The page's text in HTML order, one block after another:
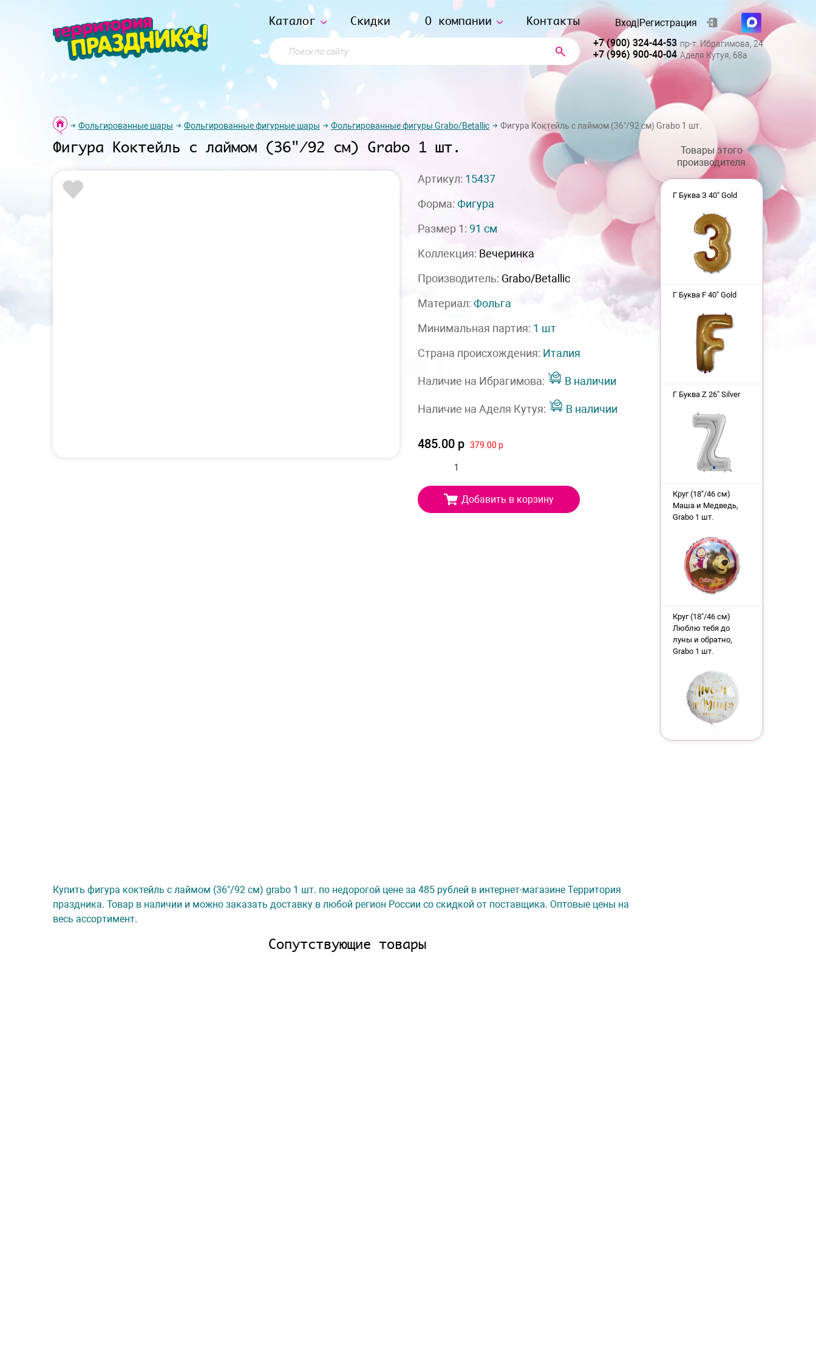
Каталог Скидки О компании Контакты
Поиск по сайту
Вход|Регистрация
+7 (900) 324-44-53 пр-т. Ибрагимова, 24
+7 (996) 900-40-04 Аделя Кутуя, 68а
Фольгированные шары Фольгированные фигурные шары Фольгированные фигуры Grabo/Betallic Фигура Коктейль с лаймом (36"/92 см) Grabo 1 шт.
Фигура Коктейль с лаймом (36"/92 см) Grabo 1 шт.
Артикул: 15437
Форма: Фигура
Размер 1: 91 см
Коллекция: Вечеринка
Производитель: Grabo/Betallic
Материал: Фольга
Минимальная партия: 1 шт
Страна происхождения: Италия
Наличие на Ибрагимова: В наличии
Наличие на Аделя Кутуя: В наличии
485.00 р 379.00 р
Добавить в корзину
Купить фигура коктейль с лаймом (36"/92 см) grabo 1 шт. по недорогой цене за 485 рублей в интернет-магазине Территория
праздника. Товар в наличии и можно заказать доставку в любой регион России со скидкой от поставщика. Оптовые цены на
весь ассортимент.
Сопутствующие товары
Товары этого
производителя
Г Буква З 40" Gold
Г Буква F 40" Gold
Г Буква Z 26" Silver
Круг (18"/46 см)
Маша и Медведь,
Grabo 1 шт.
Круг (18"/46 см)
Люблю тебя до
луны и обратно,
Grabo 1 шт.